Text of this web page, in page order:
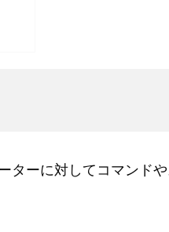
ターに対してコマンド